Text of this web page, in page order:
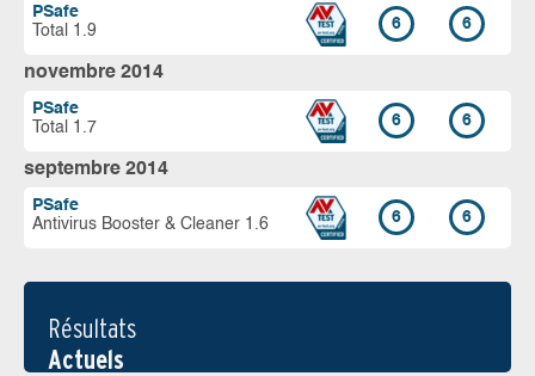
PSafe
Total 1.9
6 6
novembre 2014
PSafe
Total 1.7
6 6
septembre 2014
PSafe
Antivirus Booster & Cleaner 1.6
6 6
Résultats
Actuels